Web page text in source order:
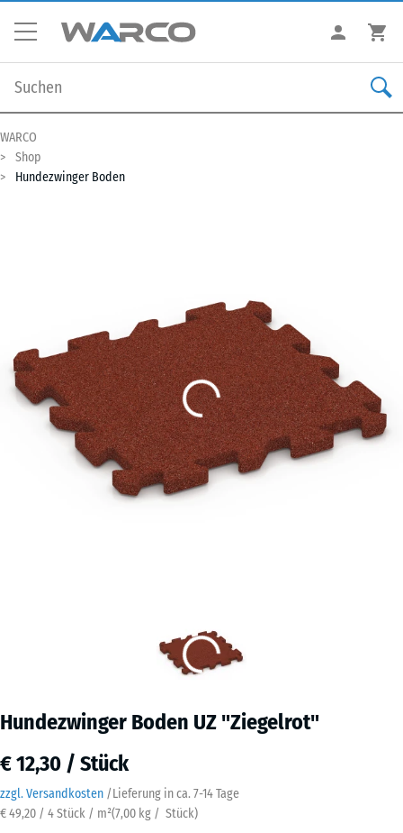
WARCO
Shop
Hundezwinger Boden
Hundezwinger Boden UZ "Ziegelrot"
€ 12,30 / Stück
zzgl. Versandkosten /Lieferung in ca. 7-14 Tage
€ 49,20 / 4 Stück / m²(7,00 kg / Stück)